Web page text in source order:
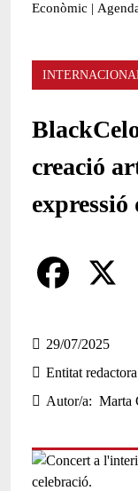
Econòmic |
Àmbit de la notícia
creació
expressió
Comparteix
a
c
e
o
29/07/2025
Entitat redactora
Autor/a
Marta